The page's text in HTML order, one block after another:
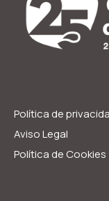
Política de
Aviso Legal
Política de Cookies